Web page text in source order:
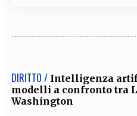
DIRITTO / Intelligenza
modelli a confronto tra
Washington